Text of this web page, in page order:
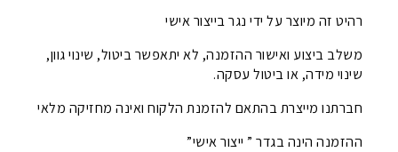
רהיט זה מיוצר על ידי נגר בייצור אישי
משלב ביצוע ואישור ההזמנה, לא יתאפשר ביטול, שינוי גוון,
שינוי מידה, או ביטול עסקה.
חברתנו מייצרת בהתאם להזמנת הלקוח ואינה מחזיקה מלאי
ההזמנה הינה בגדר ” ייצור אישי”